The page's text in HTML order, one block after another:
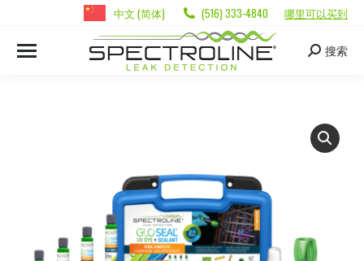
中文 (简体) (516) 333-4840 哪里可以买到
搜索